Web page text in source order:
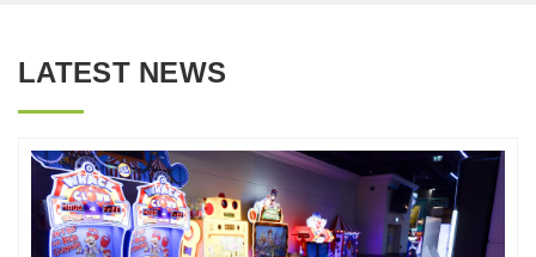
LATEST NEWS